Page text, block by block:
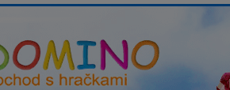
s hračkami